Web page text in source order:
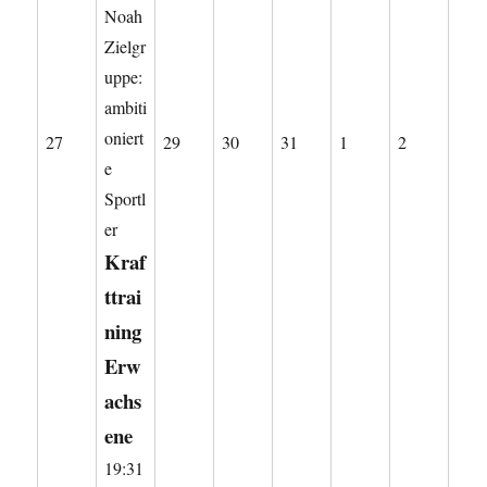
27
Noah
Zielgr
uppe:
ambiti
oniert
e
Sportl
er
Kraf
ttrai
ning
Erw
achs
ene
19:31
2929.
3030.
31 1 22.